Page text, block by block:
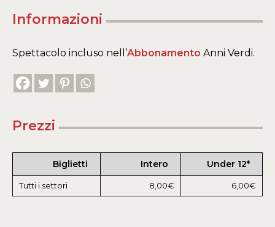
Informazioni
Spettacolo incluso nell’Abbonamento Anni Verdi.
Prezzi
Biglietti Intero Under 12*
Tutti i settori 8,00€ 6,00€